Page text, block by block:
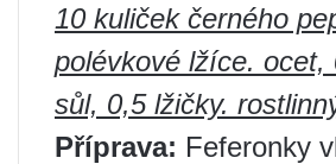
10 kuliček černého
polévkové lžíce. ocet,
sůl, 0,5 lžičky.
Příprava: Feferonky